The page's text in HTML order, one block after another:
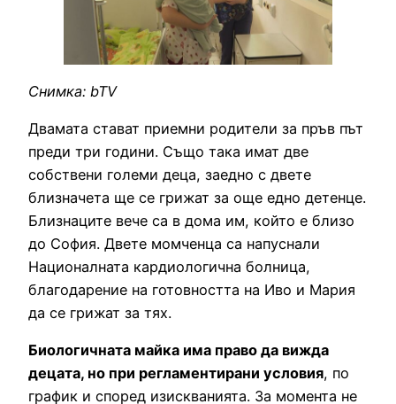
Снимка: bTV
Двамата стават приемни родители за пръв път
преди три години. Също така имат две
собствени големи деца, заедно с двете
близначета ще се грижат за още едно детенце.
Близнаците вече са в дома им, който е близо
до София. Двете момченца са напуснали
Националната кардиологична болница,
благодарение на готовността на Иво и Мария
да се грижат за тях.
Биологичната майка има право да вижда
децата, но при регламентирани условия, по
график и според изискванията. За момента не